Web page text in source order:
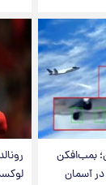
بمب‌افکن
آسمان